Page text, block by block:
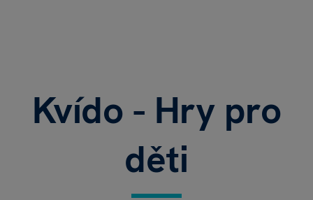
Kvído - Hry pro
děti